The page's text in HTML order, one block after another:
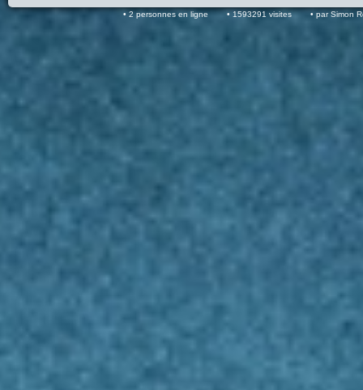
2 personnes en ligne 1593291 visites par Simon